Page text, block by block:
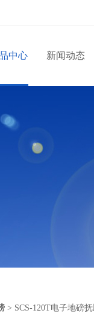
中心 新闻动态
> SCS-120T电子地磅